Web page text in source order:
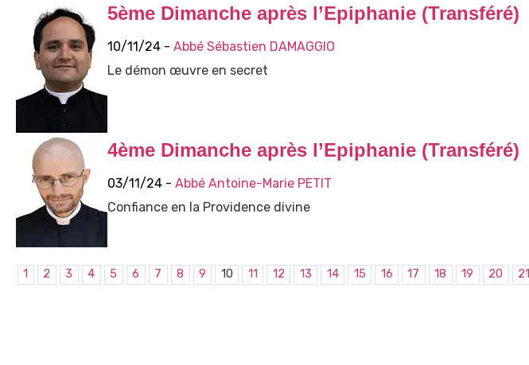
5ème Dimanche après l’Epiphanie (Transféré)
10/11/24 - Abbé Sébastien DAMAGGIO
Le démon œuvre en secret
4ème Dimanche après l’Epiphanie (Transféré)
03/11/24 - Abbé Antoine-Marie PETIT
Confiance en la Providence divine
1 2 3 4 5 6 7 8 9 10 11 12 13 14 15 16 17 18 19 20 21